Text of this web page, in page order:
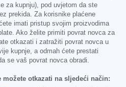
za kupnju), pod uvjetom da ste
prekida. Za korisnike plaćene
imati pristup svojim proizvodima
Ako želite primiti povrat novca za
otkazati i zatražiti povrat novca u
kupnje, a odmah ćete prestati
se vaš povrat novca obradi.
otkazati na sljedeći način: